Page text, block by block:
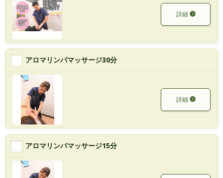
詳細
アロマリンパマッサージ30分
詳細
アロマリンパマッサージ15分